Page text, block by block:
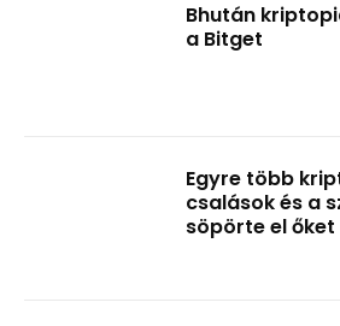
Bhután
a Bitget
Egyre több
csalások és a
söpörte el őket